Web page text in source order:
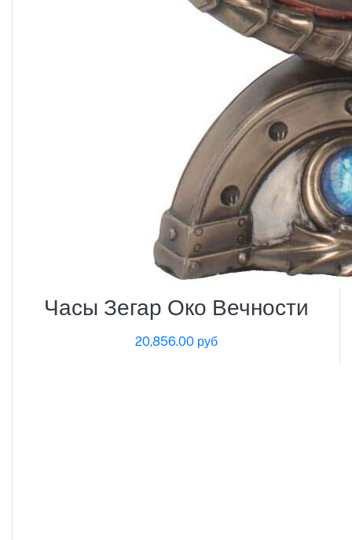
Часы Зегар Око Вечности
20,856.00 руб